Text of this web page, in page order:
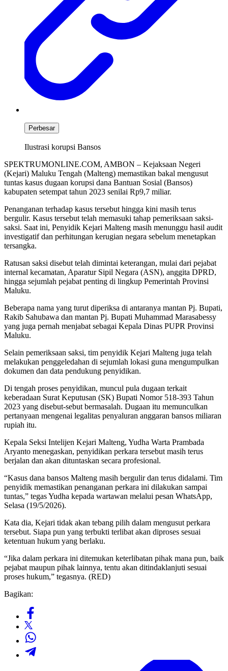
Perbesar
Ilustrasi korupsi Bansos
SPEKTRUMONLINE.COM, AMBON – Kejaksaan Negeri
(Kejari) Maluku Tengah (Malteng) memastikan bakal mengusut
tuntas kasus dugaan korupsi dana Bantuan Sosial (Bansos)
kabupaten setempat tahun 2023 senilai Rp9,7 miliar.
Penanganan terhadap kasus tersebut hingga kini masih terus
bergulir. Kasus tersebut telah memasuki tahap pemeriksaan saksi-
saksi. Saat ini, Penyidik Kejari Malteng masih menunggu hasil audit
investigatif dan perhitungan kerugian negara sebelum menetapkan
tersangka.
Ratusan saksi disebut telah dimintai keterangan, mulai dari pejabat
internal kecamatan, Aparatur Sipil Negara (ASN), anggita DPRD,
hingga sejumlah pejabat penting di lingkup Pemerintah Provinsi
Maluku.
Beberapa nama yang turut diperiksa di antaranya mantan Pj. Bupati,
Rakib Sahubawa dan mantan Pj. Bupati Muhammad Marasabessy
yang juga pernah menjabat sebagai Kepala Dinas PUPR Provinsi
Maluku.
Selain pemeriksaan saksi, tim penyidik Kejari Malteng juga telah
melakukan penggeledahan di sejumlah lokasi guna mengumpulkan
dokumen dan data pendukung penyidikan.
Di tengah proses penyidikan, muncul pula dugaan terkait
keberadaan Surat Keputusan (SK) Bupati Nomor 518-393 Tahun
2023 yang disebut-sebut bermasalah. Dugaan itu memunculkan
pertanyaan mengenai legalitas penyaluran anggaran bansos miliaran
rupiah itu.
Kepala Seksi Intelijen Kejari Malteng, Yudha Warta Prambada
Aryanto menegaskan, penyidikan perkara tersebut masih terus
berjalan dan akan dituntaskan secara profesional.
“Kasus dana bansos Malteng masih bergulir dan terus didalami. Tim
penyidik memastikan penanganan perkara ini dilakukan sampai
tuntas,” tegas Yudha kepada wartawan melalui pesan WhatsApp,
Selasa (19/5/2026).
Kata dia, Kejari tidak akan tebang pilih dalam mengusut perkara
tersebut. Siapa pun yang terbukti terlibat akan diproses sesuai
ketentuan hukum yang berlaku.
“Jika dalam perkara ini ditemukan keterlibatan pihak mana pun, baik
pejabat maupun pihak lainnya, tentu akan ditindaklanjuti sesuai
proses hukum,” tegasnya. (RED)
Bagikan: